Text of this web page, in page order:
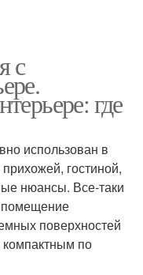
с
где
использован в
гостиной,
нюансы. Все-таки
поверхностей
по